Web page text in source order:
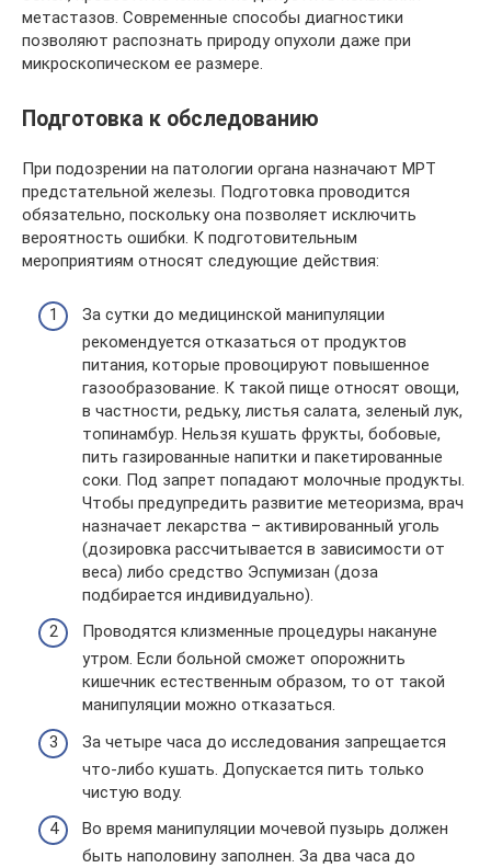
метастазов. Современные способы диагностики
позволяют распознать природу опухоли даже при
микроскопическом ее размере.
Подготовка к обследованию
При подозрении на патологии органа назначают МРТ
предстательной железы. Подготовка проводится
обязательно, поскольку она позволяет исключить
вероятность ошибки. К подготовительным
мероприятиям относят следующие действия:
За сутки до медицинской манипуляции
рекомендуется отказаться от продуктов
питания, которые провоцируют повышенное
газообразование. К такой пище относят овощи,
в частности, редьку, листья салата, зеленый лук,
топинамбур. Нельзя кушать фрукты, бобовые,
пить газированные напитки и пакетированные
соки. Под запрет попадают молочные продукты.
Чтобы предупредить развитие метеоризма, врач
назначает лекарства – активированный уголь
(дозировка рассчитывается в зависимости от
веса) либо средство Эспумизан (доза
подбирается индивидуально).
Проводятся клизменные процедуры накануне
утром. Если больной сможет опорожнить
кишечник естественным образом, то от такой
манипуляции можно отказаться.
За четыре часа до исследования запрещается
что-либо кушать. Допускается пить только
чистую воду.
Во время манипуляции мочевой пузырь должен
быть наполовину заполнен. За два часа до